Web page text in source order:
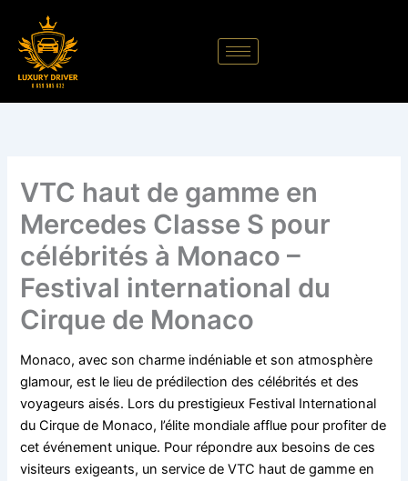
contenu
VTC haut de gamme en
Mercedes Classe S pour
célébrités à Monaco –
Festival international du
Cirque de Monaco
Monaco, avec son charme indéniable et son atmosphère
glamour, est le lieu de prédilection des célébrités et des
voyageurs aisés. Lors du prestigieux Festival International
du Cirque de Monaco, l’élite mondiale afflue pour profiter de
cet événement unique. Pour répondre aux besoins de ces
visiteurs exigeants, un service de VTC haut de gamme en